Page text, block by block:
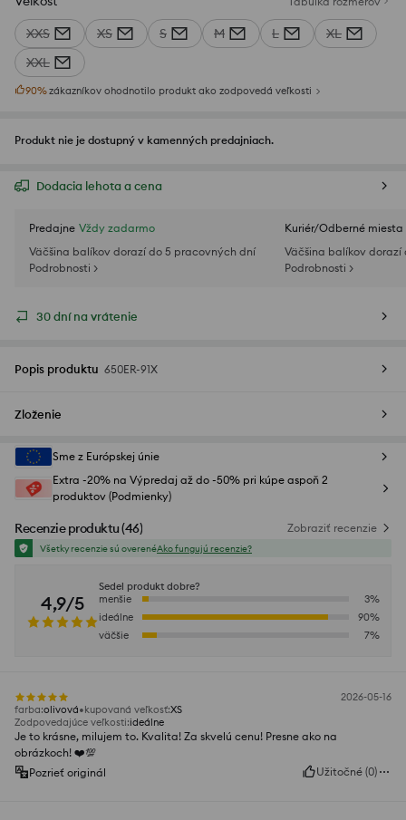
XXS XS S M L
XL
XXL
90%zákazníkov ohodnotilo produkt ako zodpovedá veľkosti
Produkt nie je dostupný v kamenných predajniach.
Dodacia lehota a cena
Predajne Vždy zadarmo
Väčšina balíkov dorazí do 5 pracovných dní
Podrobnosti >
Kuriér/Odberné miesta
Väčšina balíkov
Podrobnosti >
30 dní na vrátenie
Popis produktu 650ER-91X
Zloženie
Sme z Európskej únie
Extra -20% na Výpredaj až do -50% pri kúpe aspoň 2
produktov (Podmienky)
Recenzie produktu(46) Zobraziť recenzie
Všetky recenzie sú overenéAko fungujú recenzie?
4,9/5
Sedel produkt dobre?
menšie
3%
ideálne
90%
väčšie
7%
2026-05-16
farba:olivová kupovaná veľkosť:XS
Zodpovedajúce veľkosti:ideálne
Je to krásne, milujem to. Kvalita! Za skvelú cenu! Presne ako na
obrázkoch! ❤️💯
Pozrieť originál
Užitočné (0)